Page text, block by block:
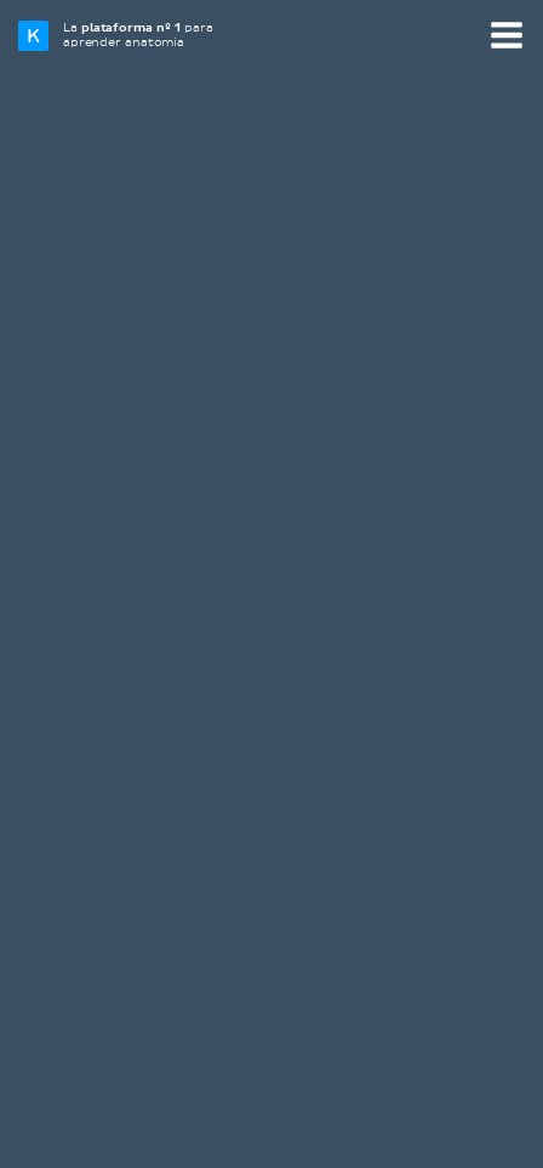
Laplataforma nº 1 para
aprender anatomía